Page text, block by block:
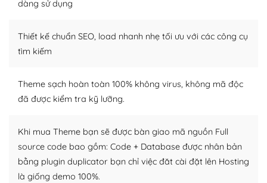
Dễ dàng tùy chỉnh trên WordPress
WordPress là nơi lưu trữ cho một diễn đàn cộng đồng
khổng lồ được kiểm duyệt bởi các nhân viên và những
Nếu bạn gặp khó khăn, bạn có thể lên mạng và tìm
kiếm những cộng đồng WordPress, họ sẽ giúp bạn trả
lời, giải đáp vấn đề của bạn.
dàng sử dụng
Thiết kế chuẩn SEO, load nhanh nhẹ tối ưu với các công cụ
tìm kiếm
Theme sạch hoàn toàn 100% không virus, không mã độc
đã được kiểm tra kỹ lưỡng.
Khi mua Theme bạn sẽ được bàn giao mã nguồn Full
source code bao gồm: Code + Database được nhân bản
bằng plugin duplicator bạn chỉ việc đăt cài đặt lên Hosting
là giống demo 100%.